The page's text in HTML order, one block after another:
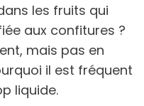
les fruits qui
aux confitures ?
mais pas en
il est fréquent
liquide.